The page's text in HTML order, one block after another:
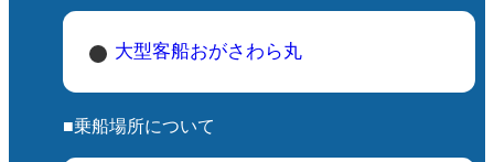
大型客船おがさわら丸
■乗船場所について